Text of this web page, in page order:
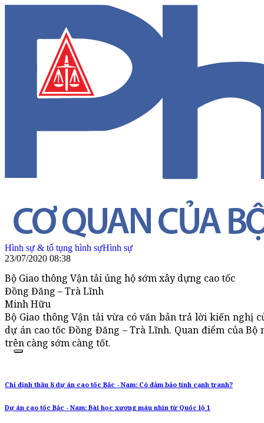
Hình sự & tố tụng hình sựHình sự
23/07/2020 08:38
Bộ Giao thông Vận tải ủng hộ sớm xây dựng cao tốc
Đồng Đăng – Trà Lĩnh
Minh Hữu
Bộ Giao thông Vận tải vừa có văn bản trả lời kiến nghị
dự án cao tốc Đồng Đăng – Trà Lĩnh. Quan điểm của
trên càng sớm càng tốt.
Chỉ định thầu 8 dự án cao tốc Bắc - Nam: Có đảm bảo tính cạnh tranh?
Dự án cao tốc Bắc - Nam: Bài học xương máu nhìn từ Quốc lộ 1